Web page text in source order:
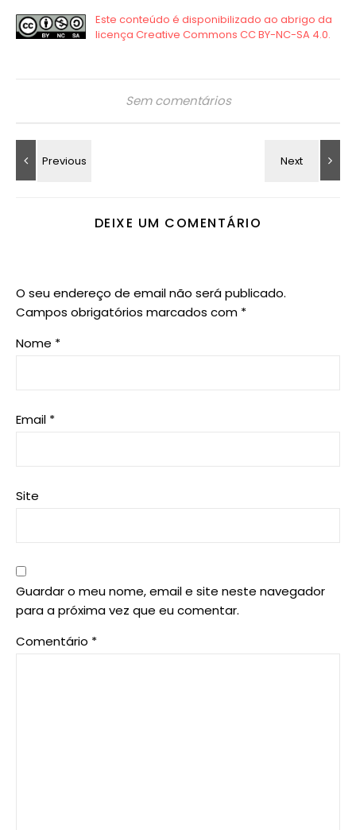
Sem comentários
DEIXE UM COMENTÁRIO
O seu endereço de email não será publicado.
Campos obrigatórios marcados com *
Nome *
Email *
Site
Guardar o meu nome, email e site neste navegador
para a próxima vez que eu comentar.
Comentário *